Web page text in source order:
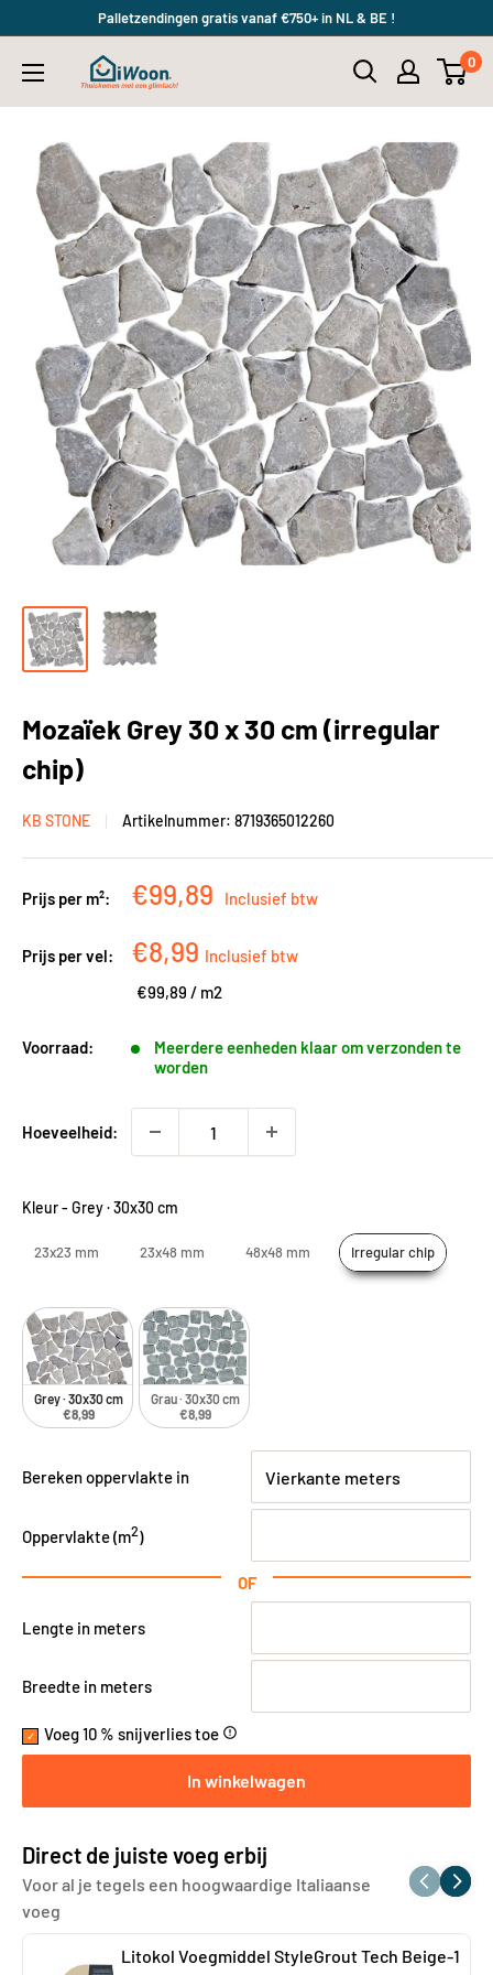
content
Palletzendingen gratis vanaf €750+ in NL & BE !
iWoon.nl 0
Mozaïek Grey 30 x 30 cm (irregular
chip)
KB STONE Artikelnummer: 8719365012260
Prijs per m²: Kortingsprijs
€99,89 Inclusief btw
Prijs per vel: Kortingsprijs
€8,99 Inclusief btw
€99,89 / m2
Voorraad:
Meerdere eenheden klaar om verzonden te
worden
Hoeveelheid:
Kleur- Grey · 30x30 cm
23x23 mm 23x48 mm 48x48 mm Irregular chip
Grey · 30x30 cm
€8,99
Grau · 30x30 cm
€8,99
Bereken oppervlakte in
Oppervlakte (m2)
OF
Lengte in meters
Breedte in meters
Voeg 10 % snijverlies toe error_outline
In winkelwagen
Direct de juiste voeg erbij
Voor al je tegels een hoogwaardige Italiaanse
voeg
Litokol Voegmiddel StyleGrout Tech Beige-1